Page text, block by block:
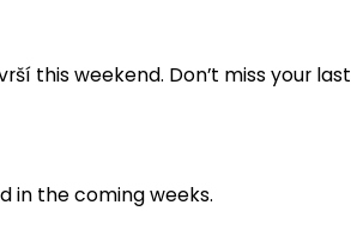
this weekend. Don’t miss your last
in the coming weeks.